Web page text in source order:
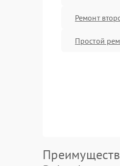
Ремонт
Простой